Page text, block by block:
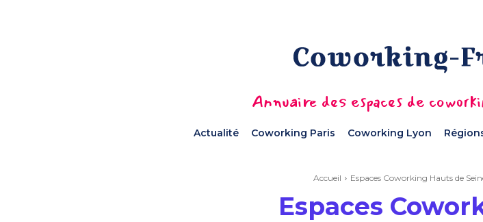
Annuaire des espaces de
Actualité Coworking Paris Coworking Lyon
Accueil Espaces Coworking Hauts de
Espaces